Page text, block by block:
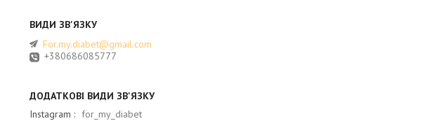
For.my.diabet@gmail.com
+380686085777
Instagram for_my_diabet